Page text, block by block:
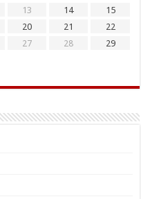
13 14
15
20 21
22
27 28
29